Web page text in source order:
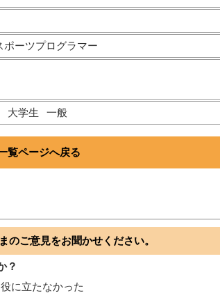
ーツプログラマー
大学生 一般
覧ページへ戻る
のご意見をお聞かせください。
？
に立たなかった